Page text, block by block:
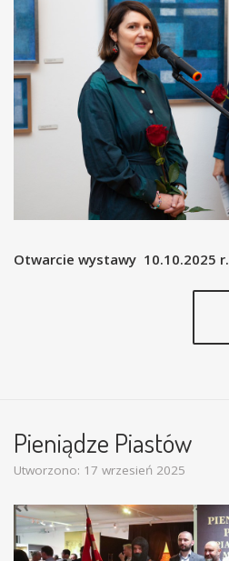
Otwarcie wystawy 10.10.2025 r.
Pieniądze Piastów
Utworzono: 17 wrzesień 2025